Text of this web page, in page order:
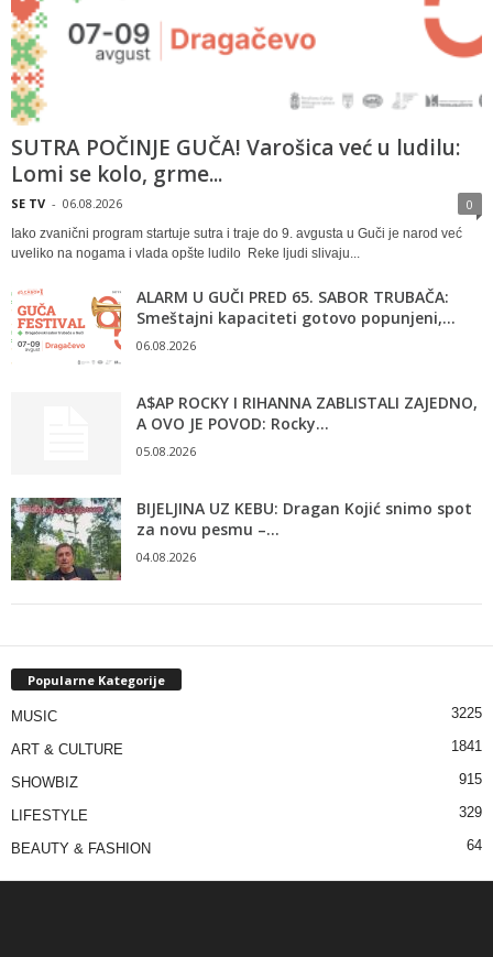
SUTRA POČINJE GUČA! Varošica već u ludilu:
Lomi se kolo, grme...
SE TV - 06.08.2026 0
Iako zvanični program startuje sutra i traje do 9. avgusta u Guči je narod već
uveliko na nogama i vlada opšte ludilo Reke ljudi slivaju...
ALARM U GUČI PRED 65. SABOR TRUBAČA:
Smeštajni kapaciteti gotovo popunjeni,...
06.08.2026
A$AP ROCKY I RIHANNA ZABLISTALI ZAJEDNO,
A OVO JE POVOD: Rocky...
05.08.2026
BIJELJINA UZ KEBU: Dragan Kojić snimo spot
za novu pesmu –...
04.08.2026
Popularne Kategorije
MUSIC 3225
ART & CULTURE 1841
SHOWBIZ 915
LIFESTYLE 329
BEAUTY & FASHION 64